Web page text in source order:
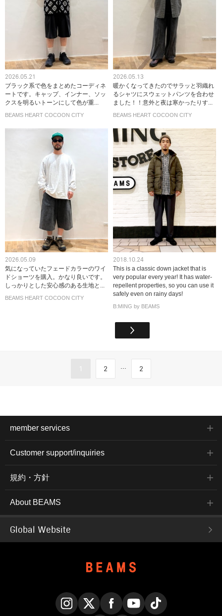
2026.05.21
ブラック系で色をまとめたコーディネ
ートです。キャップ、インナー、ソッ
クスを明るいトーンにして色が重...
BEAMS HEART COCOON CITY
2026.05.13
暖かくなってきたのでサラッと羽織れ
るシャツにスウェットパンツを合わせ
ました！！意外と夜は寒かったりす...
BEAMS HEART COCOON CITY
2026.05.09
気になっていたフェードカラーのワイ
ドショーツを購入。かなり良いです。
しっかりとした安心感のある生地と...
BEAMS HEART COCOON CITY
2018.10.24
This is a classic down jacket that is
very popular every year! It has water-
repellent properties, so you can use it
safely even on rainy days!
B:MING by BEAMS
1 2 ... 2
member services
Customer support/inquiries
規約・方針
About BEAMS
Global Website